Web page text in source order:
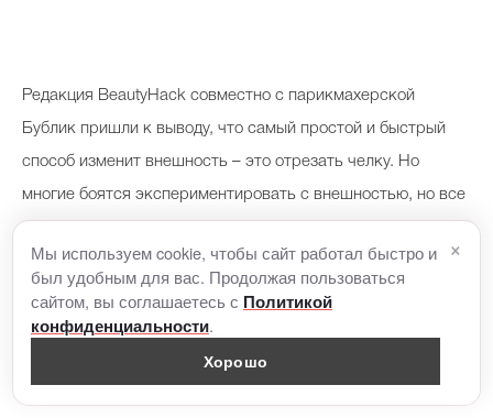
Редакция BeautyHack совместно с парикмахерской
Бублик пришли к выводу, что самый простой и быстрый
способ изменит внешность – это отрезать челку. Но
многие боятся экспериментировать с внешностью, но все
равно хотят кардинальных перемен. Стилист предлагает
решение одной фразой: «Примерьте накладную челку».
Это очень удобно (так как частое желание у девушек
отрезать челку – спонтанное) и безопасно для волос (не
нужно ждать, когда они отрастут, если что-то пошло не
Мы используем cookie, чтобы сайт работал быстро и
был удобным для вас. Продолжая пользоваться
сайтом, вы соглашаетесь с Политикой
конфиденциальности.
Хорошо
×